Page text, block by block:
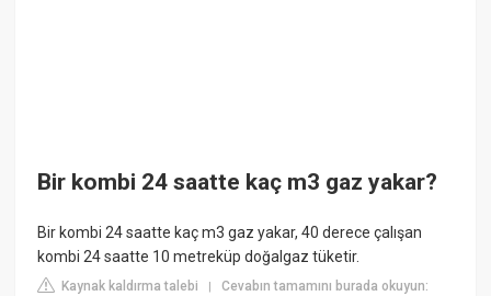
Bir kombi 24 saatte kaç m3 gaz yakar?
Bir kombi 24 saatte kaç m3 gaz yakar, 40 derece çalışan
kombi 24 saatte 10 metreküp doğalgaz tüketir.
Kaynak kaldırma talebi |Cevabın tamamını burada okuyun: